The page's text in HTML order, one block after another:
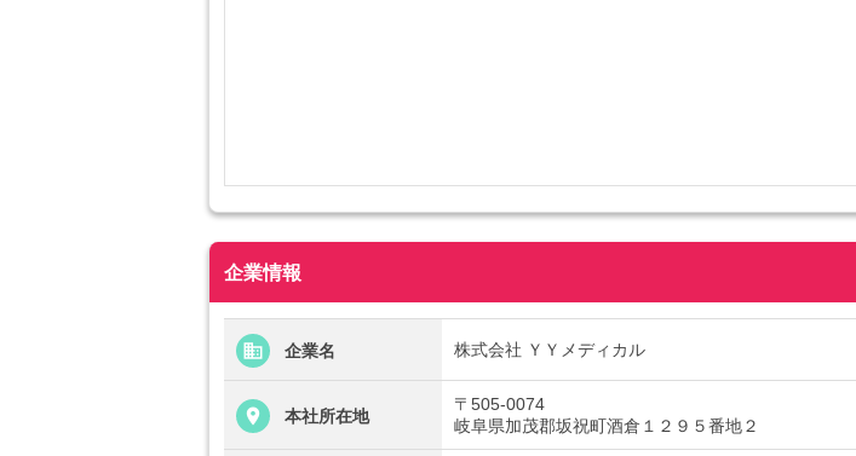
企業情報
企業名 株式会社 ＹＹメディカル
本社所在地
〒505-0074
岐阜県加茂郡坂祝町酒倉１２９５番地２